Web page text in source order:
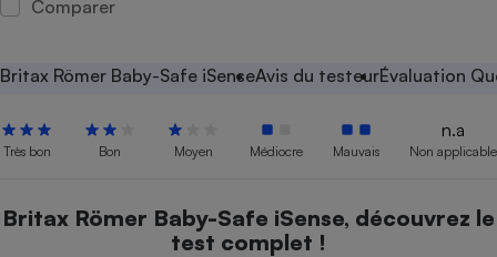
Comparer
Britax Römer Baby-Safe iSenseAvis du testeurÉvaluation
Très bon Bon Moyen Médiocre Mauvais
n.a
Non applicable
Britax Römer Baby-Safe iSense, découvrez le
test complet !
alimentaire
Matelas